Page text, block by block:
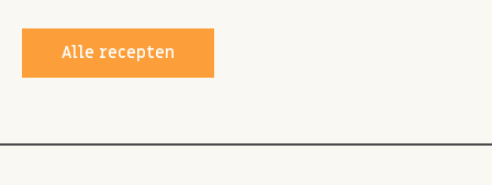
Alle recepten